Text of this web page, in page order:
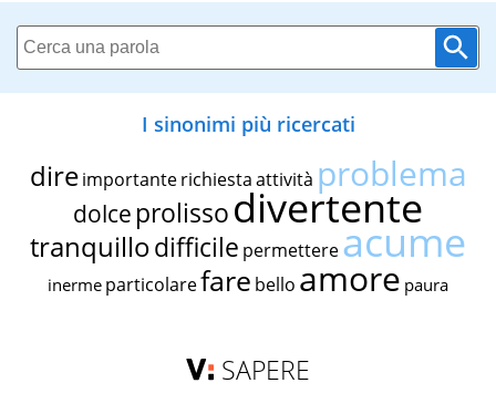
I sinonimi più ricercati
dire importante richiestaattività problema
dolce prolissodivertente
tranquillodifficile permettereacume
inerme particolarefare bello amore paura
SAPERE